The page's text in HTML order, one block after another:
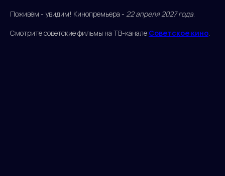
Поживём - увидим! Кинопремьера - 22 апреля 2027 года.
Смотрите советские фильмы на ТВ-канале Советское кино.